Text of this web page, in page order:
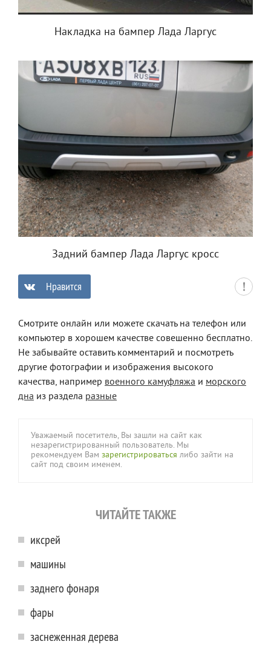
Накладка на бампер Лада Ларгус
Задний бампер Лада Ларгус кросс
Нравится
Смотрите онлайн или можете скачать на телефон или
компьютер в хорошем качестве совешенно бесплатно.
Не забывайте оставить комментарий и посмотреть
другие фотографии и изображения высокого
качества, например военного камуфляжа и морского
дна из раздела разные
Уважаемый посетитель, Вы зашли на сайт как
незарегистрированный пользователь. Мы
рекомендуем Вам зарегистрироваться либо зайти на
сайт под своим именем.
ЧИТАЙТЕ ТАКЖЕ
иксрей
машины
заднего фонаря
фары
заснеженная дерева